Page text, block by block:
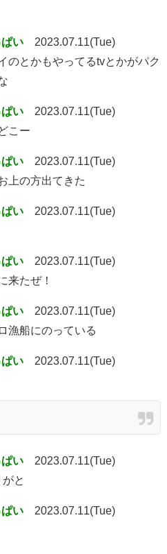
い
2023.07.11(Tue)
のとかもやってるtvとかがパク
い
2023.07.11(Tue)
こー
い
2023.07.11(Tue)
上の方出てきた
い
2023.07.11(Tue)
い
2023.07.11(Tue)
来たぜ！
い
2023.07.11(Tue)
漁船にのっている
い
2023.07.11(Tue)
い
2023.07.11(Tue)
と
い
2023.07.11(Tue)